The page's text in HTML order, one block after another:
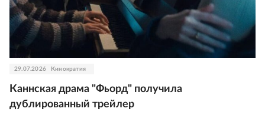
29.07.2026 Кинократия
Каннская драма "Фьорд" получила
дублированный трейлер